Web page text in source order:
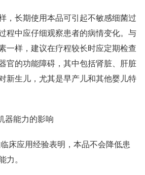
，长期使用本品可引起不敏感细菌过
程中应仔细观察患者的病情变化。与
一样，建议在疗程较长时应定期检查
官的功能障碍，其中包括肾脏、肝脏
新生儿，尤其是早产儿和其他婴儿特
器能力的影响
床应用经验表明，本品不会降低患
力。